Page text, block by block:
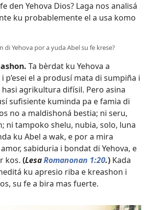
den Yehova Dios? Laga nos analisá
ku probablemente el a usa komo
di Yehova por a yuda Abel su fe krese?
Ta bèrdat ku Yehova a
p’esei el a produsí mata di sumpiña i
agrikultura difísil. Pero asina
sufisiente kuminda pa e famia di
no a maldishoná bestia; ni seru,
ni tampoko shelu, nubia, solo, luna
ku Abel a wak, e por a mira
sabiduria i bondat di Yehova, e
kos. (LesaRomanonan 1:20.) Kada
ku apresio riba e kreashon i
su fe a bira mas fuerte.